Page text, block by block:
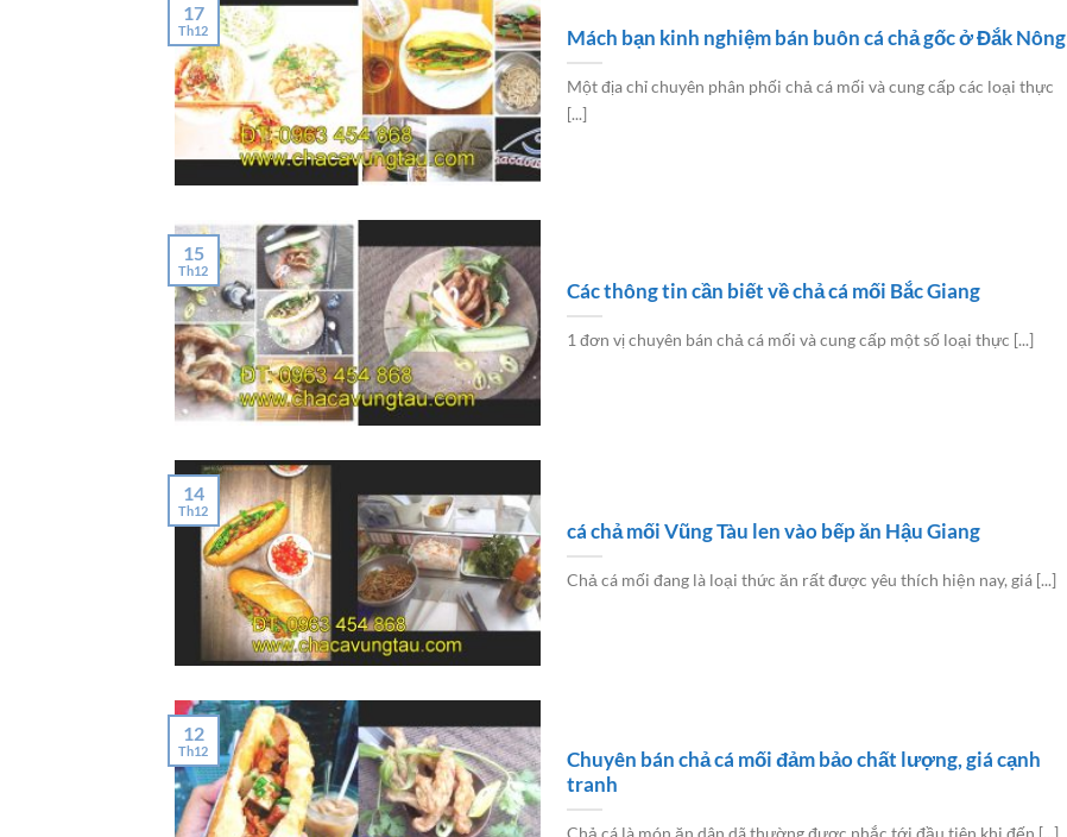
Mách bạn kinh nghiệm bán buôn cá chả gốc ở Đắk Nông
Một địa chỉ chuyên phân phối chả cá mối và cung cấp các loại thực
[...]
17
Th12
Các thông tin cần biết về chả cá mối Bắc Giang
1 đơn vị chuyên bán chả cá mối và cung cấp một số loại thực [...]
15
Th12
cá chả mối Vũng Tàu len vào bếp ăn Hậu Giang
Chả cá mối đang là loại thức ăn rất được yêu thích hiện nay, giá [...]
14
Th12
Chuyên bán chả cá mối đảm bảo chất lượng, giá cạnh
tranh
12
Th12